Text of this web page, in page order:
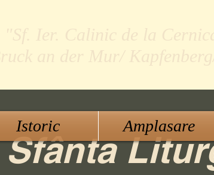
Sfânta
Istoric Amplasare